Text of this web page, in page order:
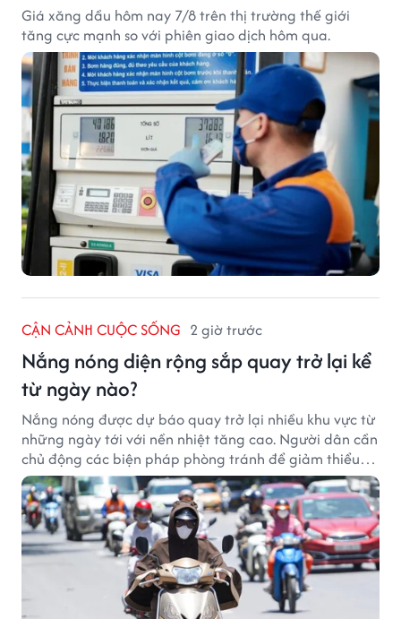
Giá xăng dầu hôm nay 7/8 trên thị trường thế giới
tăng cực mạnh so với phiên giao dịch hôm qua.
CẬN CẢNH CUỘC SỐNG 2 giờ trước
Nắng nóng diện rộng sắp quay trở lại kể
từ ngày nào?
Nắng nóng được dự báo quay trở lại nhiều khu vực từ
những ngày tới với nền nhiệt tăng cao. Người dân cần
chủ động các biện pháp phòng tránh để giảm thiểu
tác động của thời tiết cực đoan.